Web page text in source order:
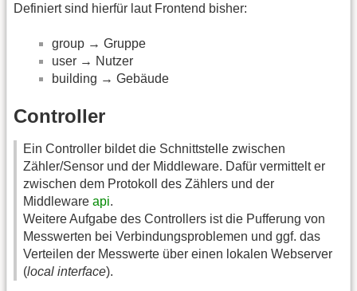
Definiert sind hierfür laut Frontend bisher:
group → Gruppe
user → Nutzer
building → Gebäude
Controller
Ein Controller bildet die Schnittstelle zwischen
Zähler/Sensor und der Middleware. Dafür vermittelt er
zwischen dem Protokoll des Zählers und der
Middleware api.
Weitere Aufgabe des Controllers ist die Pufferung von
Messwerten bei Verbindungsproblemen und ggf. das
Verteilen der Messwerte über einen lokalen Webserver
(local interface).